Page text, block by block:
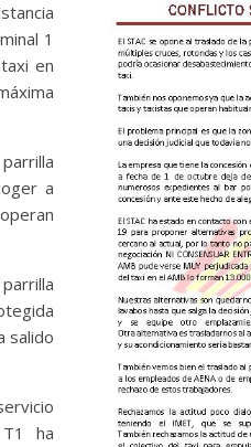
1
en
a
salido
ha